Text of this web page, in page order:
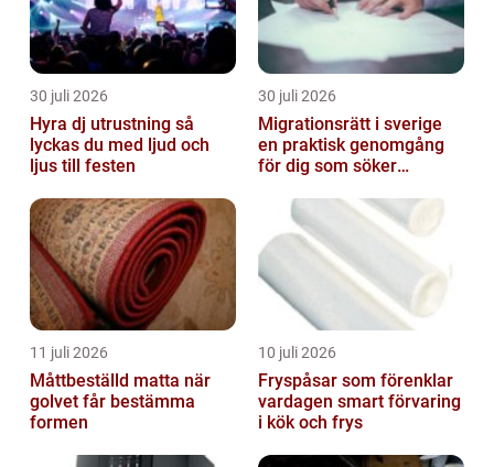
30 juli 2026
Hyra dj utrustning så
lyckas du med ljud och
ljus till festen
30 juli 2026
Migrationsrätt i sverige
en praktisk genomgång
för dig som söker
11 juli 2026
Måttbeställd matta när
golvet får bestämma
formen
10 juli 2026
Fryspåsar som förenklar
vardagen smart förvaring
i kök och frys